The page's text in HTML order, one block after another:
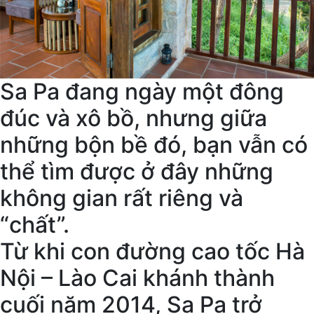
Sa Pa đang ngày một đông
đúc và xô bồ, nhưng giữa
những bộn bề đó, bạn vẫn có
thể tìm được ở đây những
không gian rất riêng và
“chất”.
Từ khi con đường cao tốc Hà
Nội – Lào Cai khánh thành
cuối năm 2014, Sa Pa trở